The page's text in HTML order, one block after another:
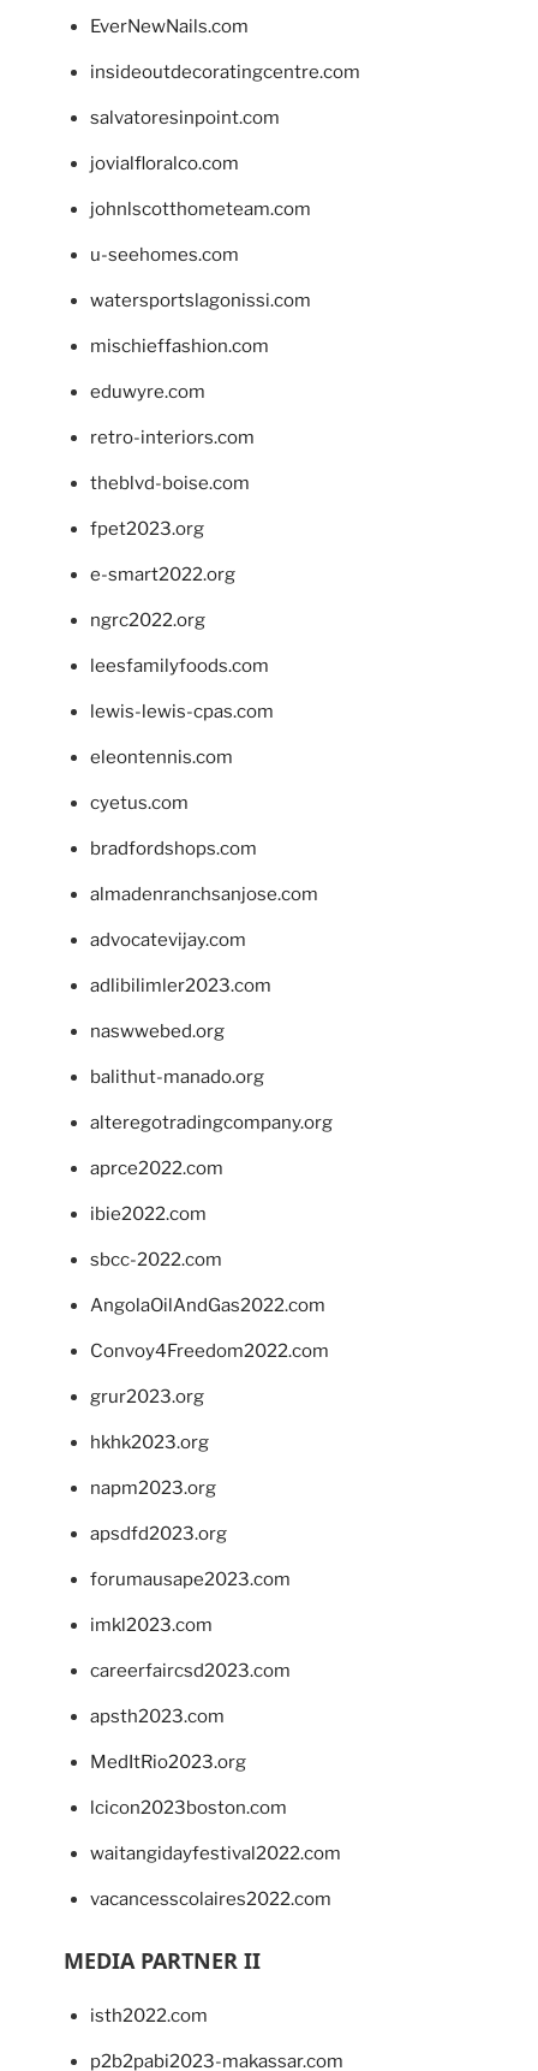
EverNewNails.com
insideoutdecoratingcentre.com
salvatoresinpoint.com
jovialfloralco.com
johnlscotthometeam.com
u-seehomes.com
watersportslagonissi.com
mischieffashion.com
eduwyre.com
retro-interiors.com
theblvd-boise.com
fpet2023.org
e-smart2022.org
ngrc2022.org
leesfamilyfoods.com
lewis-lewis-cpas.com
eleontennis.com
cyetus.com
bradfordshops.com
almadenranchsanjose.com
advocatevijay.com
adlibilimler2023.com
naswwebed.org
balithut-manado.org
alteregotradingcompany.org
aprce2022.com
ibie2022.com
sbcc-2022.com
AngolaOilAndGas2022.com
Convoy4Freedom2022.com
grur2023.org
hkhk2023.org
napm2023.org
apsdfd2023.org
forumausape2023.com
imkl2023.com
careerfaircsd2023.com
apsth2023.com
MedItRio2023.org
lcicon2023boston.com
waitangidayfestival2022.com
vacancesscolaires2022.com
MEDIA PARTNER II
isth2022.com
p2b2pabi2023-makassar.com